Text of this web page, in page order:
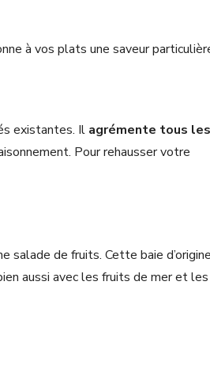
à vos plats une saveur
existantes. Il agrémente tous les
Pour rehausser votre
salade de fruits. Cette baie d’origine
aussi avec les fruits de mer et les